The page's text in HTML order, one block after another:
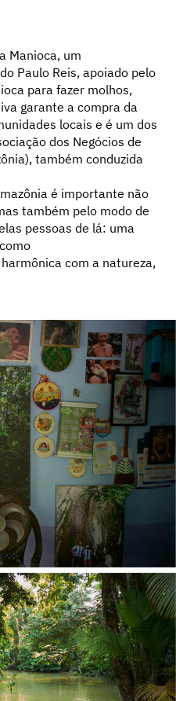
Manioca, um
Paulo Reis, apoiado pelo
para fazer molhos,
garante a compra da
locais e é um dos
dos Negócios de
também conduzida
é importante não
também pelo modo de
pessoas de lá: uma
com a natureza,